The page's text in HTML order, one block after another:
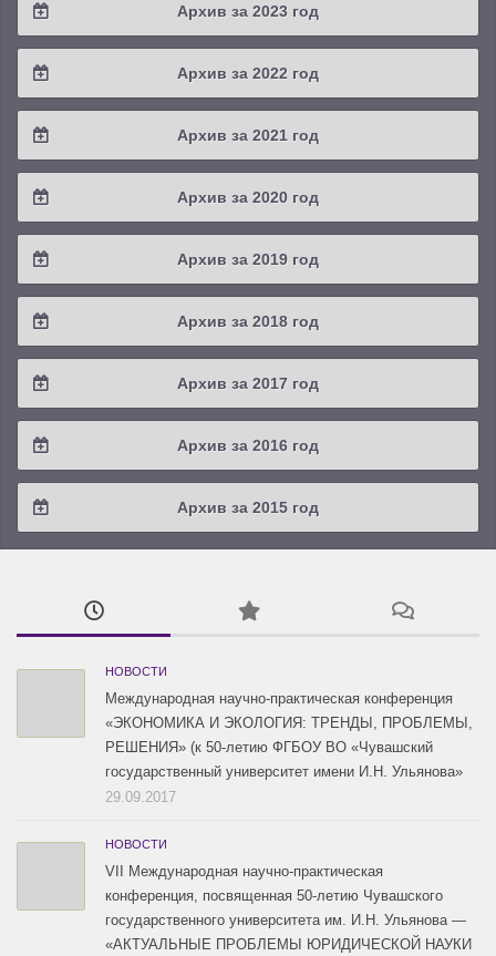
2025 / #1
2024 / #3
2024 / #1
Архив за 2023 год
2023 / #4
2023 / #3
2023 / #1
Архив за 2022 год
2022 / #4
2022 / #3
2022 / #1
Архив за 2021 год
2021 / #4
2021 / #3
2021 / #1
Архив за 2020 год
2020 / #4
2020 / #3
2020 / #1
Архив за 2019 год
2019 / #4
2019 / #3
2019 / #1
Архив за 2018 год
2018 / #4
2018 / #3
2018 / #1
Архив за 2017 год
2017 / #4
2017 / #3
Архив за 2016 год
2016 / #4
2016 / #3
Архив за 2015 год
2015 / #3
2015 / #2
НОВОСТИ
Международная научно-практическая конференция
«ЭКОНОМИКА И ЭКОЛОГИЯ: ТРЕНДЫ, ПРОБЛЕМЫ,
РЕШЕНИЯ» (к 50-летию ФГБОУ ВО «Чувашский
государственный университет имени И.Н. Ульянова»
29.09.2017
НОВОСТИ
VII Международная научно-практическая
конференция, посвященная 50-летию Чувашского
государственного университета им. И.Н. Ульянова —
«АКТУАЛЬНЫЕ ПРОБЛЕМЫ ЮРИДИЧЕСКОЙ НАУКИ